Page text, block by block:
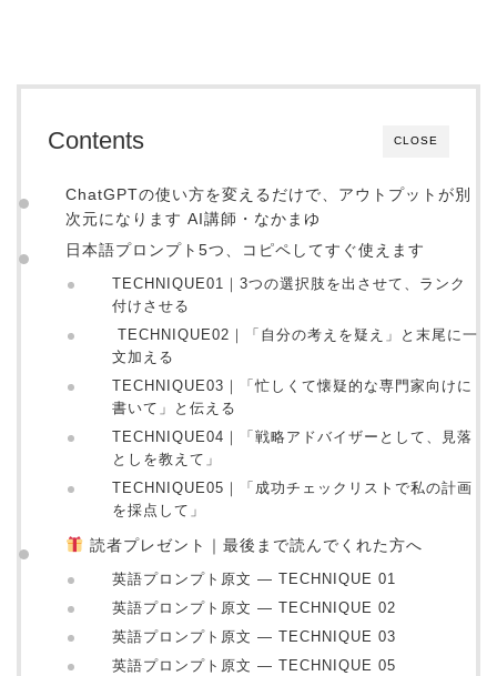
CLOSE
Contents
ChatGPTの使い方を変えるだけで、アウトプットが別
次元になります AI講師・なかまゆ
日本語プロンプト5つ、コピペしてすぐ使えます
TECHNIQUE01｜3つの選択肢を出させて、ランク
付けさせる
TECHNIQUE02｜「自分の考えを疑え」と末尾に一
文加える
TECHNIQUE03｜「忙しくて懐疑的な専門家向けに
書いて」と伝える
TECHNIQUE04｜「戦略アドバイザーとして、見落
としを教えて」
TECHNIQUE05｜「成功チェックリストで私の計画
を採点して」
読者プレゼント｜最後まで読んでくれた方へ
英語プロンプト原文 ― TECHNIQUE 01
英語プロンプト原文 ― TECHNIQUE 02
英語プロンプト原文 ― TECHNIQUE 03
英語プロンプト原文 ― TECHNIQUE 05